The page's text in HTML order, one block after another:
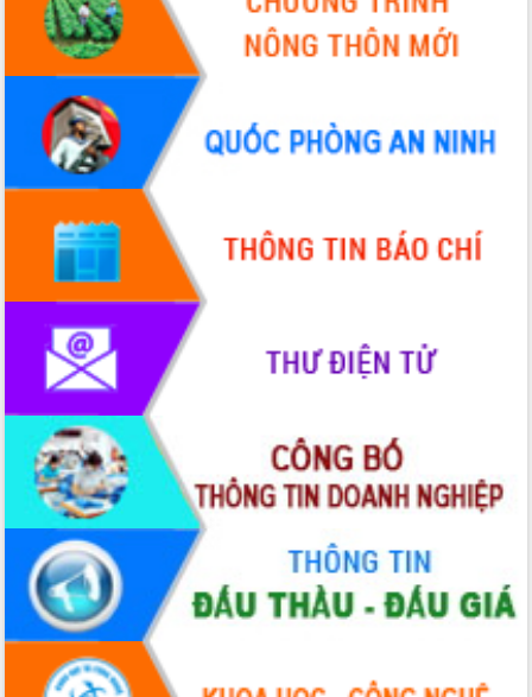
Gặp mặt các cơ quan báo chí nhân Kỷ
niệm 101 năm Ngày Báo chí Cách
mạng Việt Nam
Đắk Lắk sơ kết 4 năm triển khai thực
hiện Đề án 06 của Chính phủ
Họp báo thông tin về Hội nghị Công bố
Quy hoạch và Xúc tiến đầu tư tỉnh Đắk
Lắk
Khơi thông điểm nghẽn, đẩy nhanh
giải ngân vốn khắc phục thiên tai
HĐND tỉnh thông qua điều chỉnh Quy
hoạch tỉnh thời kỳ 2021-2030
Hội thảo góp ý hồ sơ điều chỉnh quy
hoạch tỉnh Đắk Lắk thời kỳ 2021-2030,
tầm nhìn đến năm 2050
Nâng cao hiệu quả hoạt động của các
doanh nghiệp nhà nước
Hội nghị triển khai kết nối mạng
truyền số liệu chuyên dùng phục vụ cơ
quan Đảng, Nhà nước
Lễ phát động chuỗi hoạt động chung
tay làm sạch môi trường
Xã Ea Kar bước chuyển mình trong
công tác cải cách hành chính mô hình
mới
UBND tỉnh họp báo định kỳ tháng 4
năm 2026